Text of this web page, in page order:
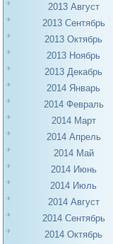
2013 Август
2013 Сентябрь
2013 Октябрь
2013 Ноябрь
2013 Декабрь
2014 Январь
2014 Февраль
2014 Март
2014 Апрель
2014 Май
2014 Июнь
2014 Июль
2014 Август
2014 Сентябрь
2014 Октябрь